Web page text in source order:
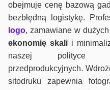
obejmuje cenę bazową
bezbłędną logistykę.
logo, zamawiane w
ekonomię skalii
naszej polityce
przedprodukcyjnych.
sitodruku zapewnia